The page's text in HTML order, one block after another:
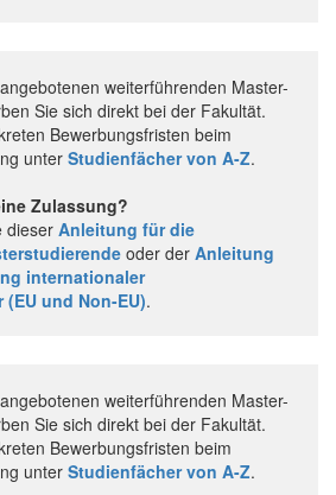
weiterführenden Master-
Sie sich direkt bei der Fakultät.
Bewerbungsfristen beim
unter Studienfächer von A-Z.
Zulassung?
dieser Anleitung für die
oder der Anleitung
internationaler
und Non-EU).
weiterführenden Master-
Sie sich direkt bei der Fakultät.
Bewerbungsfristen beim
unter Studienfächer von A-Z.